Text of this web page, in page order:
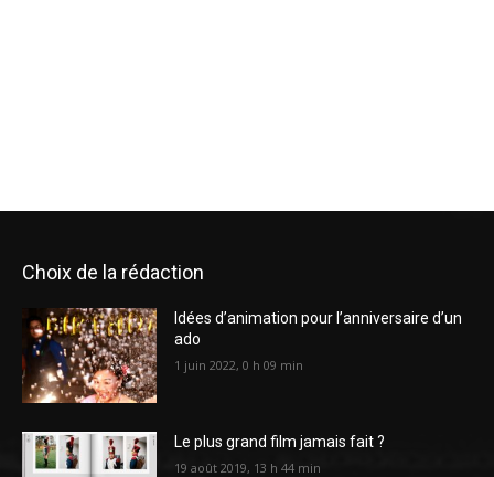
Choix de la rédaction
Idées d’animation pour l’anniversaire d’un
ado
1 juin 2022, 0 h 09 min
Le plus grand film jamais fait ?
19 août 2019, 13 h 44 min